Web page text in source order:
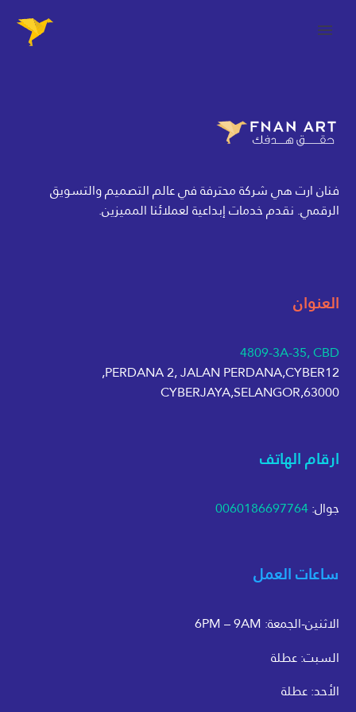
فنان ارت هي شركة محترفة في عالم التصميم والتسويق
الرقمي. نقدم خدمات إبداعية لعملائنا المميزين.
العنوان
4809-3A-35, CBD
PERDANA 2, JALAN PERDANA,CYBER12,
63000,CYBERJAYA,SELANGOR
ارقام الهاتف
جوال:0060186697764
ساعات العمل
الاثنين-الجمعة: 6PM – 9AM
السبت: عطلة
الأحد: عطلة